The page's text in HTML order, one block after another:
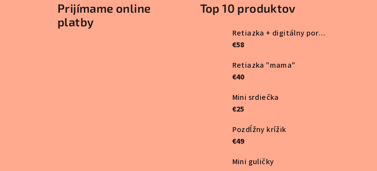
Prijímame online
platby
Top 10 produktov
Retiazka + digitálny portrét
€58
Retiazka "mama"
€40
Mini srdiečka
€25
Pozdĺžny krížik
€49
Mini guličky